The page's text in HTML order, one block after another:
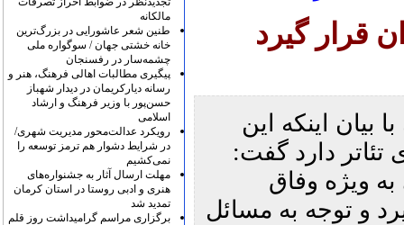
قرار گیرد
بیان اینکه این
تئاتر دارد گفت:
ویژه وفاق
و توجه به مسائل
مالکانه
طنین شعر عاشورایی در بزرگ‌ترین
خانه خشتی جهان / سوگواره ملی
چشمه‌سار در رفسنجان
پیگیری مطالبات اهالی فرهنگ، هنر و
رسانه دیارکریمان در دیدار شهباز
حسن‌پور با وزیر فرهنگ و ارشاد
اسلامی
رویکرد عدالت‌محور مدیریت شهری/
در شرایط دشوار هم ترمز توسعه را
نمی‌کشیم
مهلت ارسال آثار به جشنواره‌های
هنری و ادبی روستا در استان کرمان
تمدید شد
برگزاری مراسم گرامیداشت روز قلم